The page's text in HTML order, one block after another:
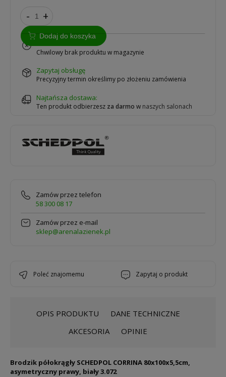
- +
Dodaj do koszyka
Chwilowy brak produktu w magazynie
zapytaj obsługę
Precyzyjny termin określimy po złożeniu zamówienia
Najtańsza dostawa:
Ten produkt odbierzesz za darmo w naszych salonach
Zamów przez telefon
58 300 08 17
Zamów przez e-mail
sklep@arenalazienek.pl
poleć znajomemu zapytaj o produkt
OPIS PRODUKTU
DANE TECHNICZNE
AKCESORIA
OPINIE
Brodzik półokrągły SCHEDPOL CORRINA 80x100x5,5cm,
asymetryczny prawy, biały 3.072